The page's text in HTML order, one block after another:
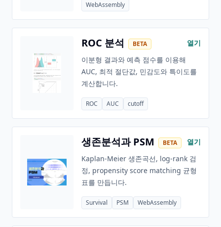
WebAssembly
ROC 분석 BETA
열기
이분형 결과와 예측 점수를 이용해
AUC, 최적 절단값, 민감도와 특이도를
계산합니다.
ROC AUC cutoff
생존분석과 PSM BETA
열기
Kaplan-Meier 생존곡선, log-rank 검
정, propensity score matching 균형
표를 만듭니다.
Survival PSM WebAssembly